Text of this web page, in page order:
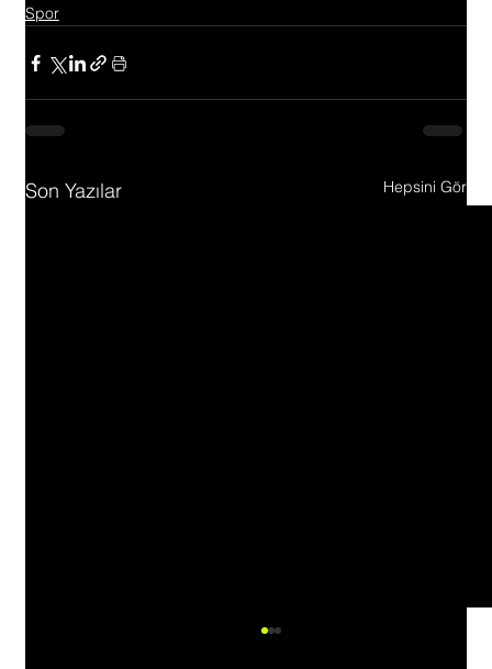
Spor
Son Yazılar Hepsini Gör